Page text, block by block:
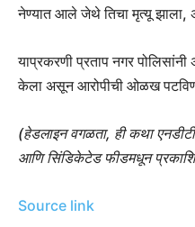
नेण्यात आले जेथे तिचा मृत्यू झाला,
याप्रकरणी प्रताप नगर पोलिसांनी
केला असून आरोपीची ओळख
(हेडलाइन वगळता, ही कथा
आणि सिंडिकेटेड फीडमधून
Source link